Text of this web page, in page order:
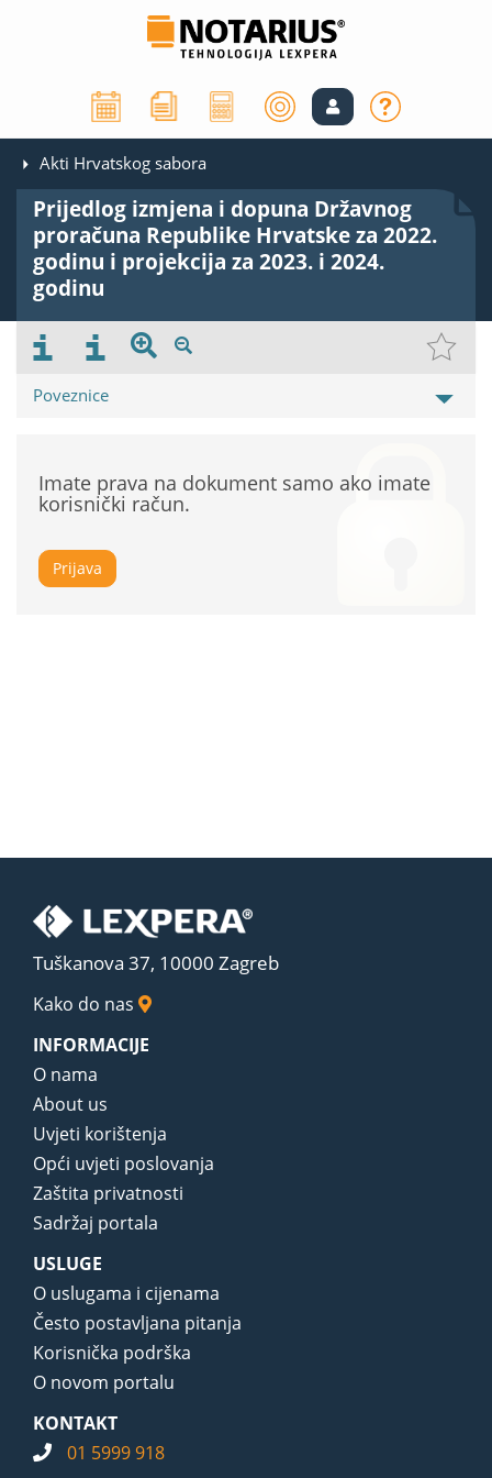
Akti Hrvatskog sabora
Prijedlog izmjena i dopuna Državnog
proračuna Republike Hrvatske za 2022.
godinu i projekcija za 2023. i 2024.
godinu
Poveznice
Imate prava na dokument samo ako imate
korisnički račun.
Prijava
Tuškanova 37, 10000 Zagreb
Kako do nas
INFORMACIJE
O nama
About us
Uvjeti korištenja
Opći uvjeti poslovanja
Zaštita privatnosti
Sadržaj portala
USLUGE
O uslugama i cijenama
Često postavljana pitanja
Korisnička podrška
O novom portalu
KONTAKT
01 5999 918